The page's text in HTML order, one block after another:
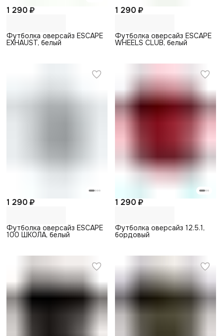
1 290 ₽
Футболка оверсайз ESCAPE
EXHAUST, белый
1 290 ₽
Футболка оверсайз ESCAPE
WHEELS CLUB, белый
1 290 ₽
Футболка оверсайз ESCAPE
100 ШКОЛА, белый
1 290 ₽
Футболка оверсайз 12.5.1,
бордовый